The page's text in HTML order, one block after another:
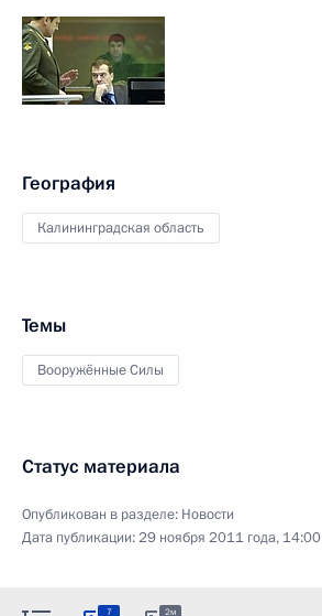
География
Калининградская область
Темы
Вооружённые Силы
Статус материала
Опубликован в разделе: Новости
Дата публикации:29 ноября 2011 года, 14:00
7 2м